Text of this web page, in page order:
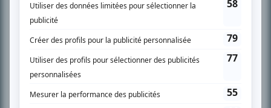
SUR LE RÉSEAU BIZZ MÉDIA